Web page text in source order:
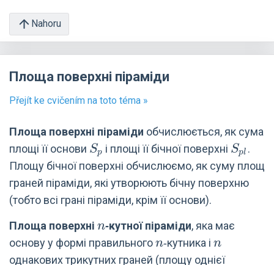
n\cdot
S_1
Nahoru
Площа поверхні піраміди
Přejít ke cvičením na toto téma »
Площа поверхні піраміди обчислюється, як сума
площі її основи S_p
Sp і площі її бічної поверхні S_{pl}
Spl .
Площу бічної поверхні обчислюємо, як суму площ
граней піраміди, які утворюють бічну поверхню
(тобто всі грані піраміди, крім її основи).
Площа поверхні n
n‑кутної піраміди, яка має
основу у формі правильногоn
n‑кутника і n
n
однакових трикутних граней (площу однієї